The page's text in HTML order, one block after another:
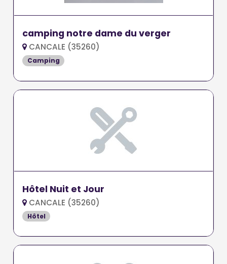
camping notre dame du verger
CANCALE (35260)
Camping
Hôtel Nuit et Jour
CANCALE (35260)
Hôtel